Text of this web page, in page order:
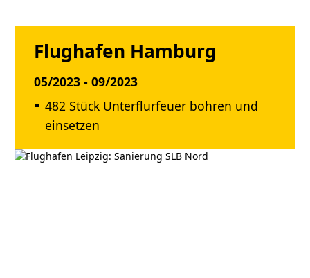
Flughafen Hamburg
05/2023 - 09/2023
482 Stück Unterflurfeuer bohren und
einsetzen